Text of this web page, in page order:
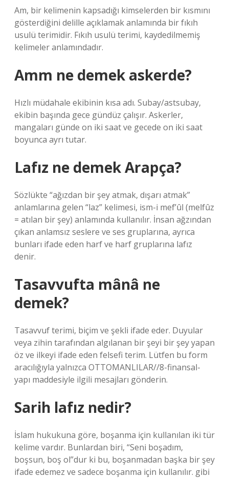
Am, bir kelimenin kapsadığı kimselerden bir kısmını
gösterdiğini delille açıklamak anlamında bir fıkıh
usulü terimidir. Fıkıh usulü terimi, kaydedilmemiş
kelimeler anlamındadır.
Amm ne demek askerde?
Hızlı müdahale ekibinin kısa adı. Subay/astsubay,
ekibin başında gece gündüz çalışır. Askerler,
mangaları günde on iki saat ve gecede on iki saat
boyunca ayrı tutar.
Lafız ne demek Arapça?
Sözlükte “ağızdan bir şey atmak, dışarı atmak”
anlamlarına gelen “laz” kelimesi, ism-i mef’ûl (melfûz
= atılan bir şey) anlamında kullanılır. İnsan ağzından
çıkan anlamsız seslere ve ses gruplarına, ayrıca
bunları ifade eden harf ve harf gruplarına lafız
denir.
Tasavvufta mânâ ne
demek?
Tasavvuf terimi, biçim ve şekli ifade eder. Duyular
veya zihin tarafından algılanan bir şeyi bir şey yapan
öz ve ilkeyi ifade eden felsefi terim. Lütfen bu form
aracılığıyla yalnızca OTTOMANLILAR//8-finansal-
yapı maddesiyle ilgili mesajları gönderin.
Sarih lafız nedir?
İslam hukukuna göre, boşanma için kullanılan iki tür
kelime vardır. Bunlardan biri, “Seni boşadım,
boşsun, boş ol”dur ki bu, boşanmadan başka bir şey
ifade edemez ve sadece boşanma için kullanılır. gibi